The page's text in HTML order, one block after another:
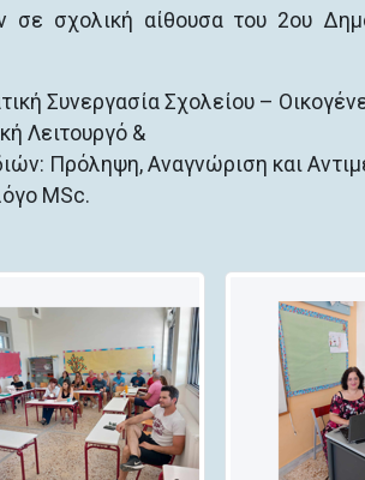
σε σχολική αίθουσα του 2ου
Συνεργασία Σχολείου –
Λειτουργό &
Πρόληψη, Αναγνώριση και
MSc.